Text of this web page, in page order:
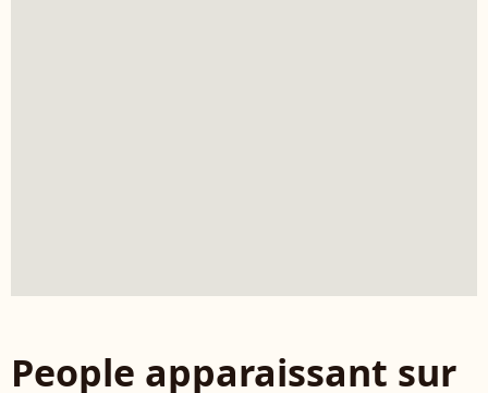
People apparaissant sur